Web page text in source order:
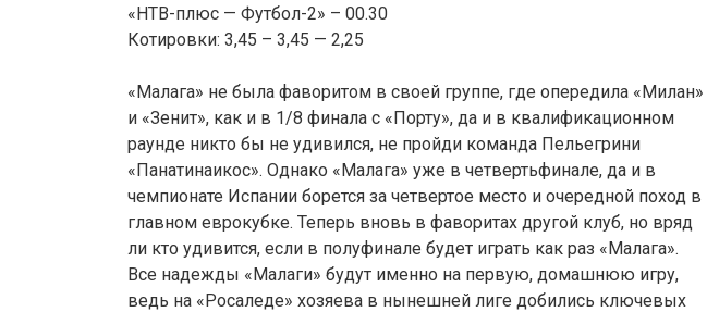
«НТВ-плюс — Футбол-2» – 00.30
Котировки: 3,45 – 3,45 — 2,25
«Малага» не была фаворитом в своей группе, где опередила «Милан»
и «Зенит», как и в 1/8 финала с «Порту», да и в квалификационном
раунде никто бы не удивился, не пройди команда Пельегрини
«Панатинаикос». Однако «Малага» уже в четвертьфинале, да и в
чемпионате Испании борется за четвертое место и очередной поход в
главном еврокубке. Теперь вновь в фаворитах другой клуб, но вряд
ли кто удивится, если в полуфинале будет играть как раз «Малага».
Все надежды «Малаги» будут именно на первую, домашнюю игру,
ведь на «Росаледе» хозяева в нынешней лиге добились ключевых